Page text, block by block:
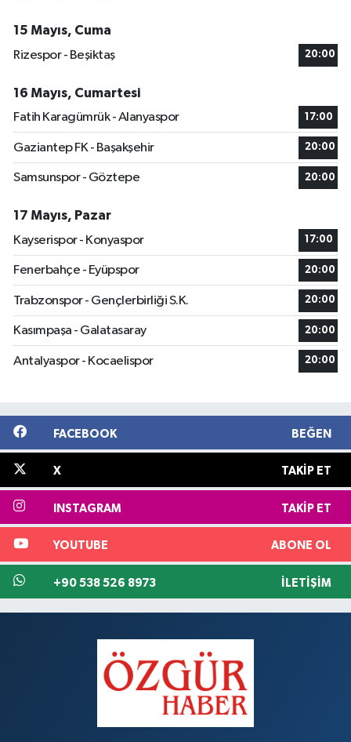
15 Mayıs, Cuma
Rizespor - Beşiktaş
20:00
16 Mayıs, Cumartesi
Fatih Karagümrük - Alanyaspor
17:00
Gaziantep FK - Başakşehir 20:00
Samsunspor - Göztepe 20:00
17 Mayıs, Pazar
Kayserispor - Konyaspor
17:00
Fenerbahçe - Eyüpspor 20:00
Trabzonspor - Gençlerbirliği S.K. 20:00
Kasımpaşa - Galatasaray 20:00
Antalyaspor - Kocaelispor 20:00
FACEBOOK BEĞEN
X TAKIP ET
INSTAGRAM TAKIP ET
YOUTUBE ABONE OL
+90 538 526 8973 İLETIŞIM